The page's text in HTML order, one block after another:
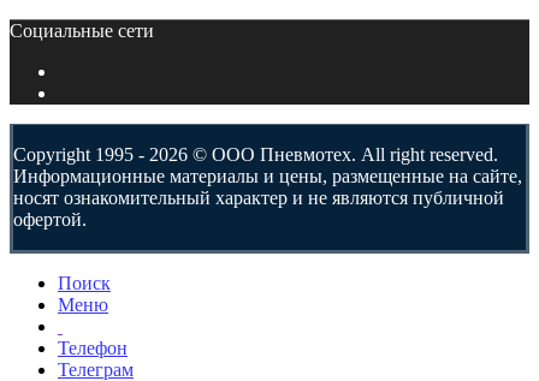
Социальные сети
Copyright 1995 - 2026 © ООО Пневмотех. All right reserved.
Информационные материалы и цены, размещенные на сайте,
носят ознакомительный характер и не являются публичной
офертой.
Поиск
Меню
Телефон
Телеграм